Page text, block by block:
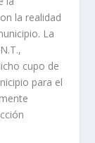
la realidad
La
cupo de
para el